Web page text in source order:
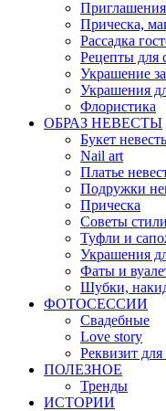
Приглашения
Прическа,
Рассадка
Рецепты для
Украшение
Украшения
Флористика
ОБРАЗ НЕВЕСТЫ
Букет
Nail art
Платье
Подружки
Прическа
Советы
Туфли и
Украшения
Фаты и
Шубки,
ФОТОСЕССИИ
Свадебные
Love story
Реквизит
ПОЛЕЗНОЕ
Тренды
ИСТОРИИ